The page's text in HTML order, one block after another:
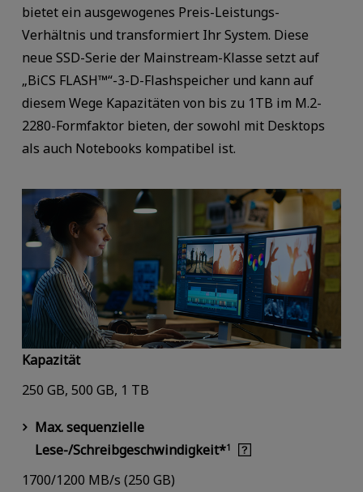
bietet ein ausgewogenes Preis-Leistungs-
Verhältnis und transformiert Ihr System. Diese
neue SSD-Serie der Mainstream-Klasse setzt auf
„BiCS FLASH™“-3-D-Flashspeicher und kann auf
diesem Wege Kapazitäten von bis zu 1TB im M.2-
2280-Formfaktor bieten, der sowohl mit Desktops
als auch Notebooks kompatibel ist.
Kapazität
250 GB, 500 GB, 1 TB
Max. sequenzielle
Lese-/Schreibgeschwindigkeit*1
1700/1200 MB/s (250 GB)